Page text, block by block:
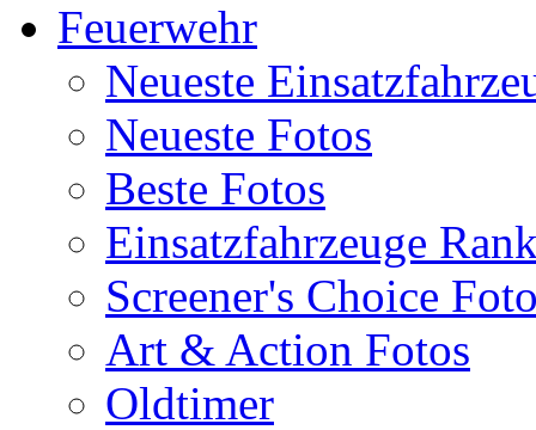
Feuerwehr
Neueste
Neueste Fotos
Beste Fotos
Einsatzfahrzeuge
Screener's Choice
Art & Action Fotos
Oldtimer